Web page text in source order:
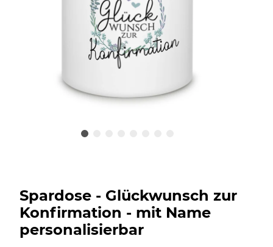
Spardose - Glückwunsch zur
Konfirmation - mit Name
personalisierbar